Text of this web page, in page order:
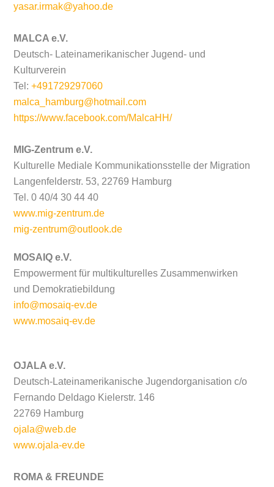
yasar.irmak@yahoo.de
MALCA e.V.
Deutsch- Lateinamerikanischer Jugend- und
Kulturverein
Tel:+491729297060
malca_hamburg@hotmail.com
https://www.facebook.com/MalcaHH/
MIG-Zentrum e.V.
Kulturelle Mediale Kommunikationsstelle der Migration
Langenfelderstr. 53, 22769 Hamburg
Tel. 0 40/4 30 44 40
www.mig-zentrum.de
mig-zentrum@outlook.de
MOSAIQ e.V.
Empowerment für multikulturelles Zusammenwirken
und Demokratiebildung
info@mosaiq-ev.de
www.mosaiq-ev.de
OJALA e.V.
Deutsch-Lateinamerikanische Jugendorganisation c/o
Fernando Deldago Kielerstr. 146
22769 Hamburg
ojala@web.de
www.ojala-ev.de
ROMA & FREUNDE